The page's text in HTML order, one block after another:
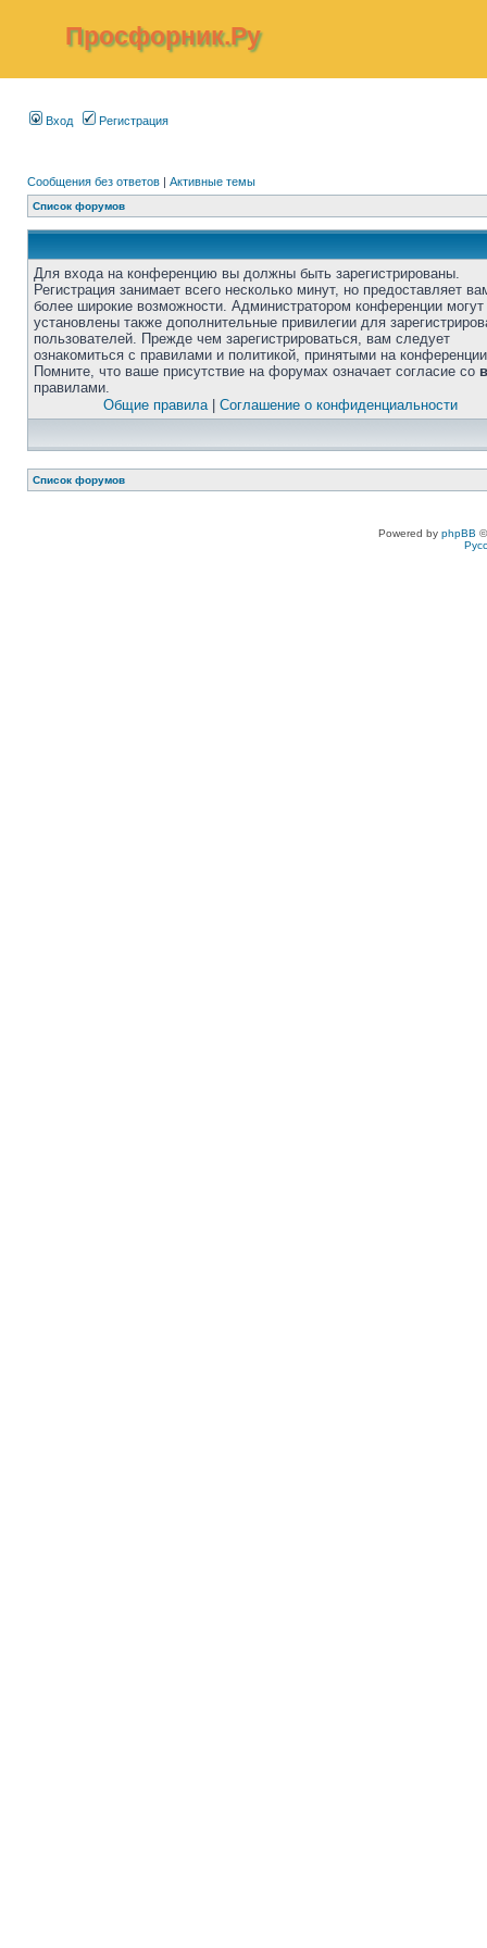
Просфорник.Ру
Вход Регистрация
Сообщения без ответов | Активные темы
Список форумов
Для входа на конференцию вы должны быть зарегистрированы.
Регистрация занимает всего несколько минут, но предоставляет
более широкие возможности. Администратором конференции
установлены также дополнительные привилегии для
пользователей. Прежде чем зарегистрироваться, вам следует
ознакомиться с правилами и политикой, принятыми на
Помните, что ваше присутствие на форумах означает согласие со
правилами.
Общие правила| Соглашение о конфиденциальности
Список форумов
Powered by phpBB